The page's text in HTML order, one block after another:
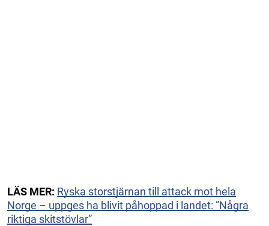
LÄS MER: Ryska storstjärnan till attack mot hela
Norge – uppges ha blivit påhoppad i landet: ”Några
riktiga skitstövlar”